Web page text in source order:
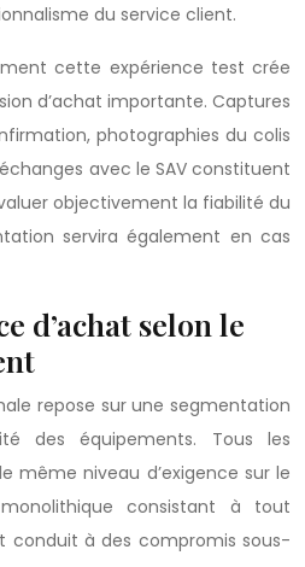
du service client.
cette expérience test crée
d’achat importante. Captures
photographies du colis
avec le SAV constituent
objectivement la fiabilité du
servira également en cas
d’achat selon le
repose sur une segmentation
des équipements. Tous les
même niveau d’exigence sur le
consistant à tout
conduit à des compromis sous-